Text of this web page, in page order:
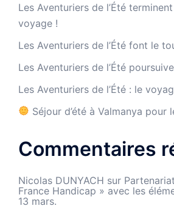
Les Aventuriers de l’Été
voyage !
Les Aventuriers de l’Été font le
Les Aventuriers de l’Été
Les Aventuriers de l’Été : le
Séjour d’été à Valmanya pour
Commentaires
Nicolas DUNYACH sur
France Handicap » avec les
13 mars.